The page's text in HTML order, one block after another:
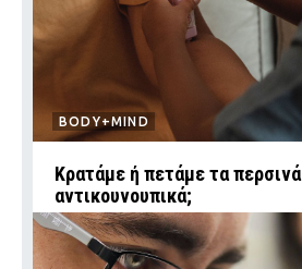
BODY+MIND
Κρατάμε ή πετάμε τα περσινά
αντικουνουπικά;